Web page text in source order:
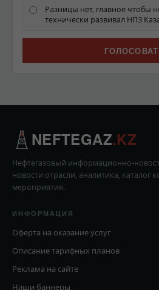
Разницы нет, главное чтобы
технически развивал НПЗ
NEFTEGAZ.KZ
Нефтегазовый информационно-
новости отрасли, аналитика, каталог
мероприятия.
ИНФОРМАЦИЯ
Оферта на оказание услуг
Описание тарифных планов
Реклама на сайте
Наши баннеры